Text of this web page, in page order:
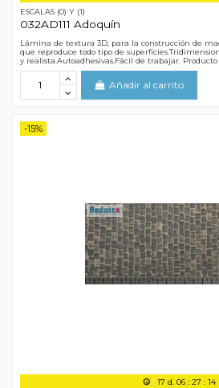
ESCALAS (0) Y (1)
032AD111 Adoquín
Lámina de textura 3D, para la construcción de
que reproduce todo tipo de
y realista.Autoadhesivas.Fácil de trabajar.
Añadir al carrito
-15%
17 d. 06 :27 :13